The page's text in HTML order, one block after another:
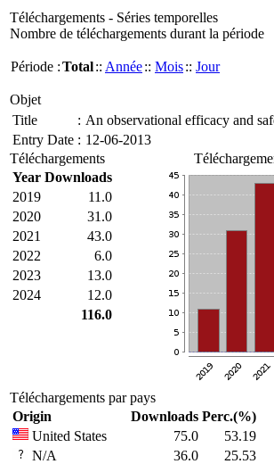
Téléchargements - Séries temporelles
Nombre de téléchargements durant la période
Période :Total:: Année:: Mois:: Jour
Objet
Title
: An observational efficacy and
Entry Date : 12-06-2013
Téléchargements
Year Downloads
2019
11.0
2020
31.0
2021
43.0
2022
6.0
2023
13.0
2024
12.0
116.0
Téléchargements par pays
Origin
Downloads Perc.(%)
United States
75.0
53.19
N/A
36.0
25.53